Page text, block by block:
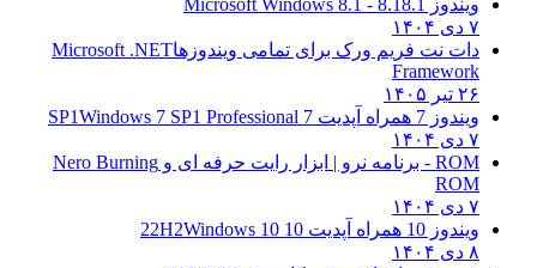
۷ دی ۱۴۰۴
دات نت فریم ورک برای تمامی ویندوزهاMicrosoft .NET
Framework
۲۶ تیر ۱۴۰۵
ویندوز 7 همراه آپدیت 7 SP1
Windows 7 SP1 Professional
۷ دی ۱۴۰۴
ROM - برنامه نرو | ابزار رایت حرفه ای و
Nero Burning
ROM
۷ دی ۱۴۰۴
ویندوز 10 همراه آپدیت 10 22H2
Windows 10
۸ دی ۱۴۰۴